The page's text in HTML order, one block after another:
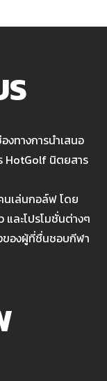
งทางการนำเสนอ
HotGolf นิตยสาร
นเล่นกอล์ฟ โดย
ละโปรโมชั่นต่างๆ
ของผู้ที่ชื่นชอบกีฬา